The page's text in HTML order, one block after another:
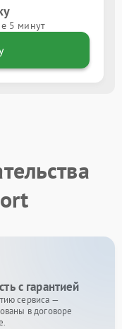
5 минут
с гарантией
сервиса —
в договоре